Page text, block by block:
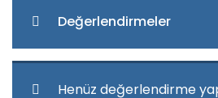
Değerlendirmeler
Henüz değerlendirme